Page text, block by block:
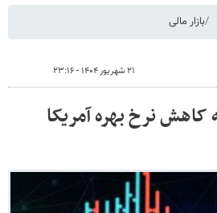
بازار مالی
۲۱ شهریور ۱۴۰۴ - ۲۳:۱۶
کاهش نرخ بهره آمریکا